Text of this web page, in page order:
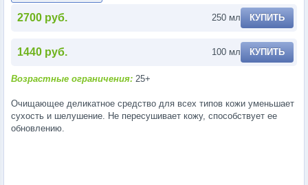
2700 руб. 250 мл КУПИТЬ
1440 руб. 100 мл КУПИТЬ
Возрастные ограничения: 25+
Очищающее деликатное средство для всех типов кожи уменьшает
сухость и шелушение. Не пересушивает кожу, способствует ее
обновлению.